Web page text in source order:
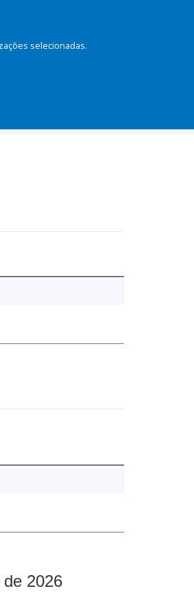
selecionadas.
2026